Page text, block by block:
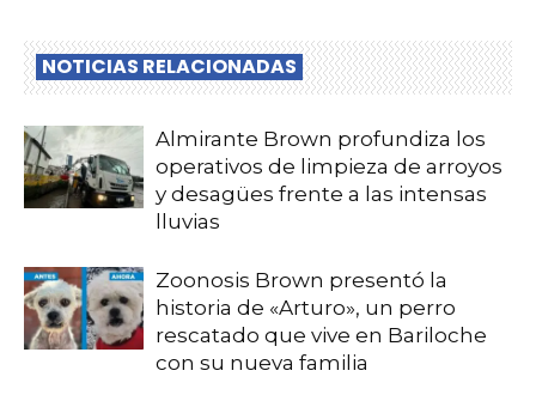
NOTICIAS RELACIONADAS
Almirante Brown profundiza los
operativos de limpieza de arroyos
y desagües frente a las intensas
lluvias
Zoonosis Brown presentó la
historia de «Arturo», un perro
rescatado que vive en Bariloche
con su nueva familia